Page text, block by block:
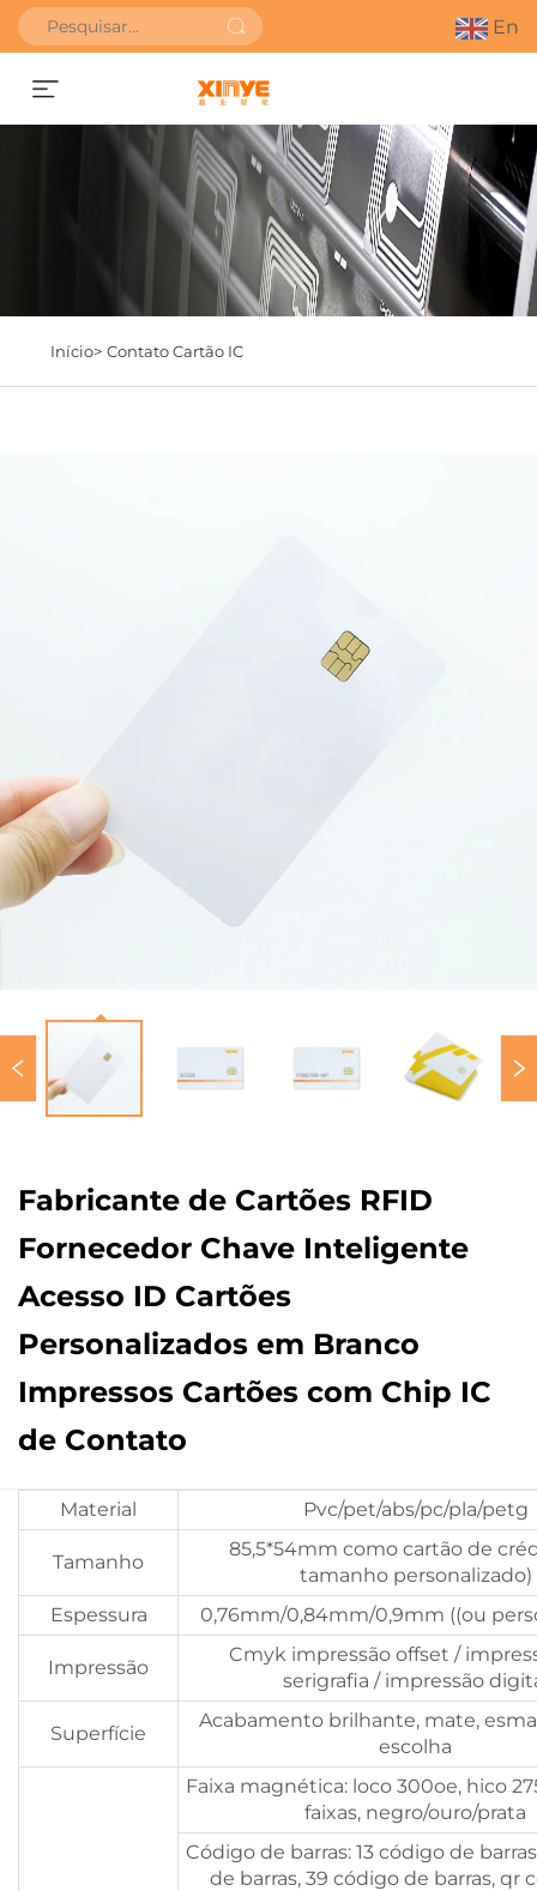
En
SOLICITAR ORÇAMENTO
Início> Contato Cartão IC
Fabricante de Cartões RFID
Fornecedor Chave Inteligente
Acesso ID Cartões
Personalizados em Branco
Impressos Cartões com Chip IC
de Contato
Material Pvc/pet/abs/pc/pla/petg
Tamanho
85,5*54mm como cartão de
tamanho personalizado)
Espessura
0,76mm/0,84mm/0,9mm ((ou
Impressão
Cmyk impressão offset /
serigrafia / impressão
Superfície
Acabamento brilhante, mate,
escolha
Faixa magnética: loco 300oe, hico
faixas, negro/ouro/prata
Código de barras: 13 código de
de barras, 39 código de barras, qr